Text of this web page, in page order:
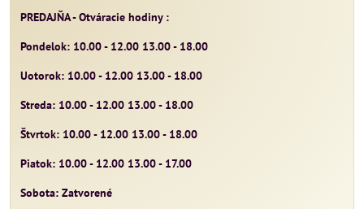
PREDAJŇA - Otváracie hodiny :
Pondelok: 10.00 - 12.00 13.00 - 18.00
Uotorok: 10.00 - 12.00 13.00 - 18.00
Streda: 10.00 - 12.00 13.00 - 18.00
Štvrtok: 10.00 - 12.00 13.00 - 18.00
Piatok: 10.00 - 12.00 13.00 - 17.00
Sobota: Zatvorené